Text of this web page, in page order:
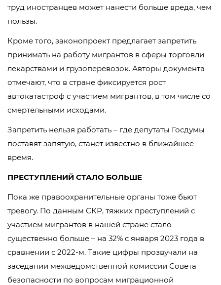
труд иностранцев может нанести больше вреда, чем
пользы.
Кроме того, законопроект предлагает запретить
принимать на работу мигрантов в сферы торговли
лекарствами и грузоперевозок. Авторы документа
отмечают, что в стране фиксируется рост
автокатастроф с участием мигрантов, в том числе со
смертельными исходами.
Запретить нельзя работать – где депутаты Госдумы
поставят запятую, станет известно в ближайшее
время.
ПРЕСТУПЛЕНИЙ СТАЛО БОЛЬШЕ
Пока же правоохранительные органы тоже бьют
тревогу. По данным СКР, тяжких преступлений с
участием мигрантов в нашей стране стало
существенно больше – на 32% с января 2023 года в
сравнении с 2022-м. Такие цифры прозвучали на
заседании межведомственной комиссии Совета
безопасности по вопросам миграционной